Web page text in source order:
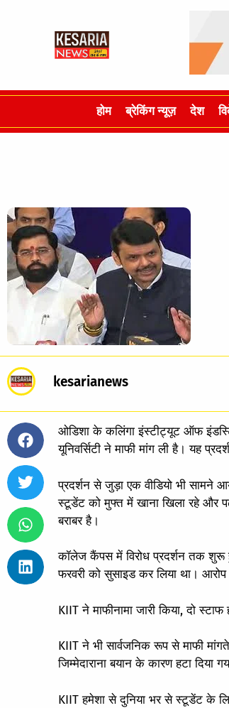
होम ब्रेकिंग न्यूज़ देश
kesarianews
ओडिशा के कलिंगा इंस्टीट्यूट ऑफ
यूनिवर्सिटी ने माफी मांग ली है। यह
प्रदर्शन से जुड़ा एक वीडियो भी सामने
स्टूडेंट को मुफ्त में खाना खिला रहे और
बराबर है।
कॉलेज कैंपस में विरोध प्रदर्शन तक शुरू
फरवरी को सुसाइड कर लिया था।
KIIT ने माफीनामा जारी किया, दो स्टाफ
KIIT ने भी सार्वजनिक रूप से माफी
जिम्मेदाराना बयान के कारण हटा दिया
KIIT हमेशा से दुनिया भर से स्टूडेंट के